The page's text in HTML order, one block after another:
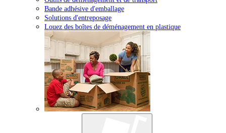
Bande adhésive d'emballage
Solutions d'entreposage
Louez des boîtes de déménagement en plastique